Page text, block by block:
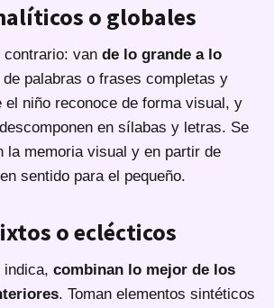
o globales
contrario: van de lo grande a lo
de palabras o frases completas y
el niño reconoce de forma visual, y
en sílabas y letras. Se
la memoria visual y en partir de
sentido para el pequeño.
o eclécticos
indica, combinan lo mejor de los
. Toman elementos sintéticos